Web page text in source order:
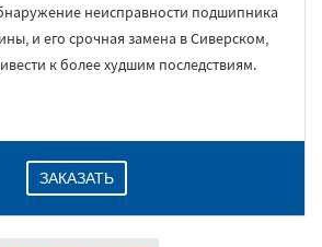
неисправности подшипника
и его срочная замена в Сиверском,
к более худшим последствиям.
ЗАКАЗАТЬ